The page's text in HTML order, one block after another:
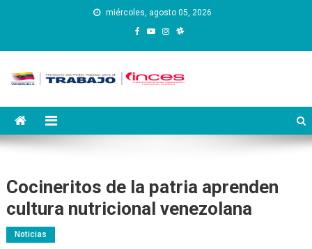
miércoles, agosto 05, 2026
Instituto Nacional de
Capacitación y Educación
Cocineritos de la patria aprenden
cultura nutricional venezolana
Noticias